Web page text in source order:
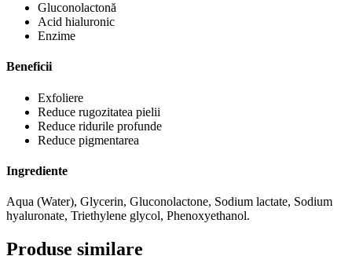
Gluconolactonă
Acid hialuronic
Enzime
Beneficii
Exfoliere
Reduce rugozitatea pielii
Reduce ridurile profunde
Reduce pigmentarea
Ingrediente
Aqua (Water), Glycerin, Gluconolactone, Sodium lactate, Sodium
hyaluronate, Triethylene glycol, Phenoxyethanol.
Produse similare